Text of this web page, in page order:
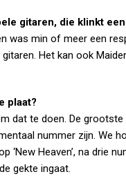
gitaren, die klinkt
was min of meer een
Het kan ook
plaat?
dat te doen. De
nummer zijn. We
‘New Heaven’, na drie
gekte ingaat.